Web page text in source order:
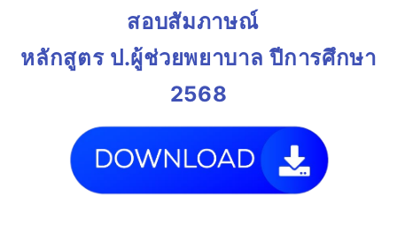
สอบสัมภาษณ์
หลักสูตร ป.ผู้ช่วยพยาบาล ปีการศึกษา
2568